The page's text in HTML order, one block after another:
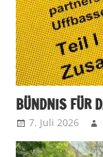
BÜNDNIS FÜR
7. Juli 2026